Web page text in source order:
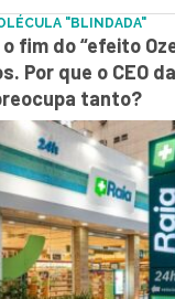
"BLINDADA"
fim do “efeito
Por que o CEO
tanto?